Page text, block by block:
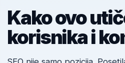
Kako ovo
korisnika i